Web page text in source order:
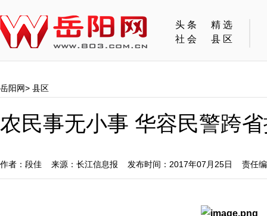
头条
精选
社会
县区
岳阳网> 县区
农民事无小事 华容民警跨
作者：段佳 来源：长江信息报 发布时间：2017年07月25日 责任编